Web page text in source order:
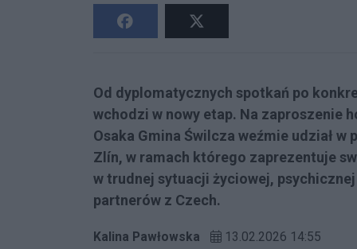
Od dyplomatycznych spotkań po
wchodzi w nowy etap. Na zaproszenie
Osaka Gmina Świlcza weźmie udział w
Zlín, w ramach którego zaprezentuje
w trudnej sytuacji życiowej,
partnerów z Czech.
Kalina Pawłowska 13.02.2026 14:55